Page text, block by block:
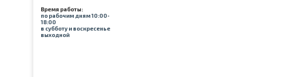
Время работы:
по рабочим дням 10:00-
18:00
в субботу и воскресенье
выходной